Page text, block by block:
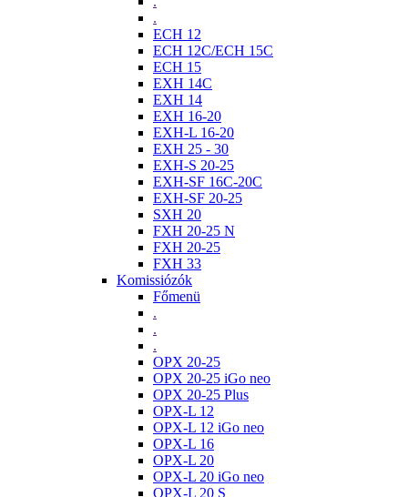
.
ECH 12
ECH 12C/ECH 15C
ECH 15
EXH 14C
EXH 14
EXH 16-20
EXH-L 16-20
EXH 25 - 30
EXH-S 20-25
EXH-SF 16C-20C
EXH-SF 20-25
SXH 20
FXH 20-25 N
FXH 20-25
FXH 33
Komissiózók
Főmenü
.
.
.
OPX 20-25
OPX 20-25 iGo neo
OPX 20-25 Plus
OPX-L 12
OPX-L 12 iGo neo
OPX-L 16
OPX-L 20
OPX-L 20 iGo neo
OPX-L 20 S